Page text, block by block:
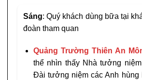
Sáng: Quý khách dùng bữa tại
đoàn tham quan
Quảng Trường Thiên An
thể nhìn thấy Nhà tưởng
Đài tưởng niệm các Anh hùng